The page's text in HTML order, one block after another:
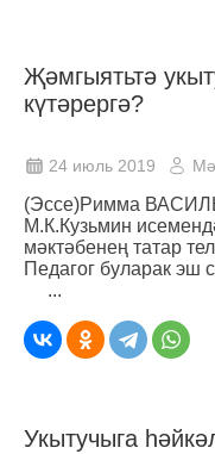
Җәмгыятьтә
күтәрергә?
24 июль 2019
(Эссе)Римма
М.К.Кузьмин
мәктәбенең татар
Педагог
...
Укытучыга